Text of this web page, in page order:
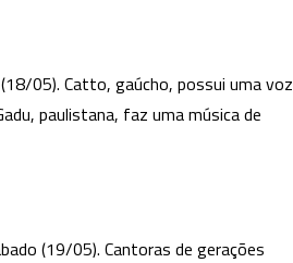
05). Catto, gaúcho, possui uma voz
paulistana, faz uma música de
(19/05). Cantoras de gerações